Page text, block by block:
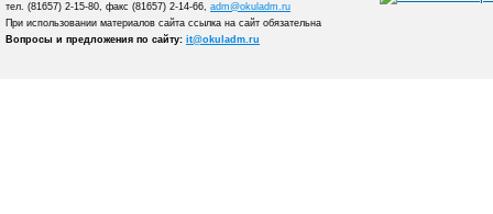
тел. (81657) 2-15-80, факс (81657) 2-14-66, adm@okuladm.ru
При использовании материалов сайта ссылка на сайт обязательна
Вопросы и предложения по сайту: it@okuladm.ru